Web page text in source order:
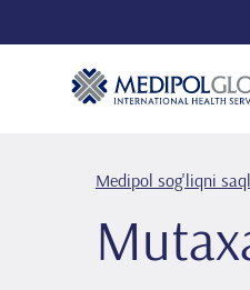
Medipol sog'liqni